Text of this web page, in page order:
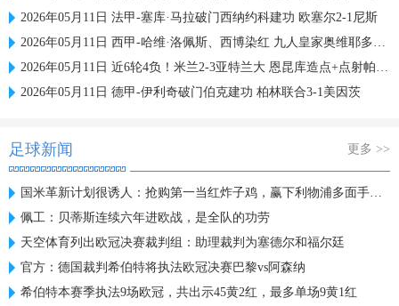
2026年05月11日 法甲-塞库·马拉破门西纳约科建功 欧塞尔2-1尼斯
2026年05月11日 西甲-哈维·洛佩斯、西博染红 九人皇家奥维耶多0-0赫塔费
2026年05月11日 近6轮4负！米兰2-3亚特兰大 恩昆库造点+点射帕夫洛维奇破门
2026年05月11日 德甲-伊利奇破门伯克建功 柏林联合3-1美因茨
足球新闻 更多 >>
国米革新计划很诱人：抢购第一当红炸子鸡，赢下利物浦多面手信任
佩工：贝蒂斯连续六年进欧战，是全队的功劳
天空体育列出欧冠决赛裁判组：助理裁判为塞德尔和福尔廷
官方：德国裁判希伯特将执法欧冠决赛巴黎vs阿森纳
希伯特本赛季执法9场欧冠，共出示45黄2红，最多单场9黄1红